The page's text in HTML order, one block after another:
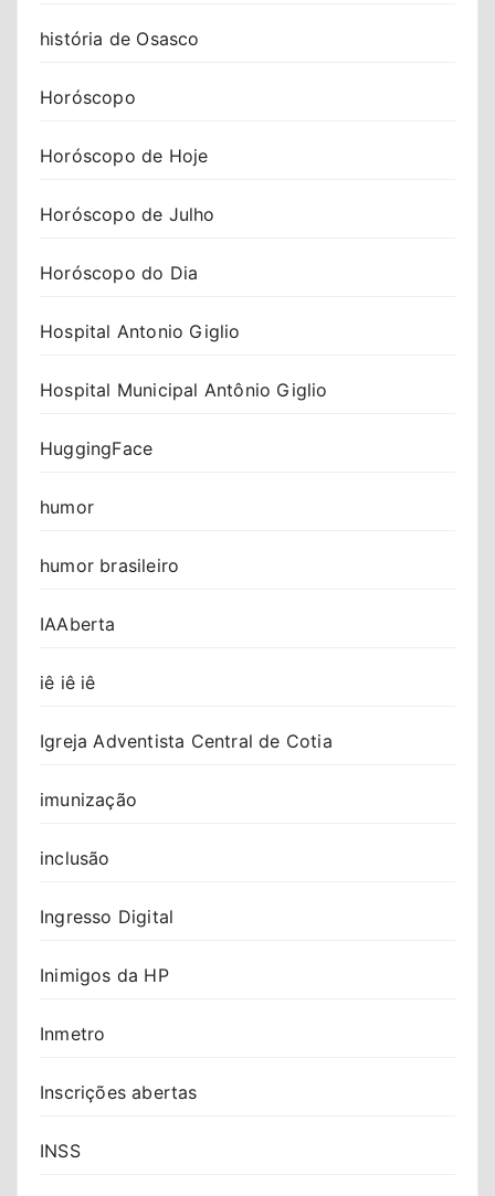
história de Osasco
Horóscopo
Horóscopo de Hoje
Horóscopo de Julho
Horóscopo do Dia
Hospital Antonio Giglio
Hospital Municipal Antônio Giglio
HuggingFace
humor
humor brasileiro
IAAberta
iê iê iê
Igreja Adventista Central de Cotia
imunização
inclusão
Ingresso Digital
Inimigos da HP
Inmetro
Inscrições abertas
INSS